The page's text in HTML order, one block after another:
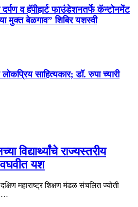
व हॅपीहार्ट फाउंडेशनतर्फे कॅन्टोनमेंट
मुक्त बेळगाव” शिबिर यशस्वी
साहित्यकार; डॉ. रुपा च्यारी
विद्यार्थ्यांचे राज्यस्तरीय
यश
महाराष्ट्र शिक्षण मंडळ संचलित ज्योती
…